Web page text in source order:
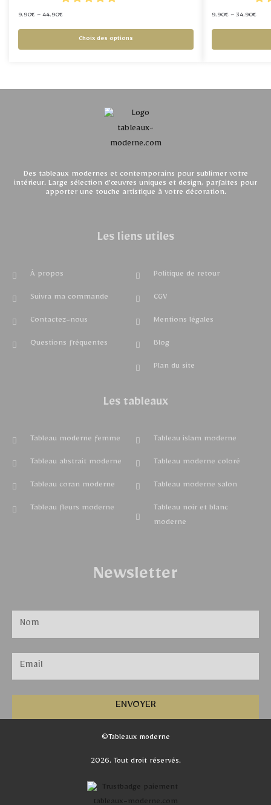
9.90€ – 44.90€
Choix des options
9.90€ – 34.90€
Des tableaux modernes et contemporains pour sublimer votre
intérieur. Large sélection d'œuvres uniques et design, parfaites pour
apporter une touche artistique à votre décoration.
Les liens utiles
À propos
Suivra ma commande
Contactez-nous
Questions fréquentes
Politique de retour
CGV
Mentions légales
Blog
Plan du site
Les tableaux
Tableau moderne femme
Tableau abstrait moderne
Tableau coran moderne
Tableau fleurs moderne
Tableau islam moderne
Tableau moderne coloré
Tableau moderne salon
Tableau noir et blanc
moderne
Newsletter
ENVOYER
©Tableaux moderne
2026. Tout droit réservés.